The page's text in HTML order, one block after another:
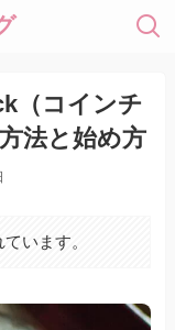
（コインチ
法と始め方
います。